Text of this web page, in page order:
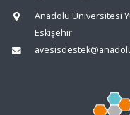
Anadolu Üniversitesi
Eskişehir